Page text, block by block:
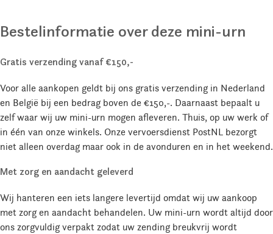
Bestelinformatie over deze mini-urn
Gratis verzending vanaf €150,-
Voor alle aankopen geldt bij ons gratis verzending in Nederland
en België bij een bedrag boven de €150,-. Daarnaast bepaalt u
zelf waar wij uw mini-urn mogen afleveren. Thuis, op uw werk of
in één van onze winkels. Onze vervoersdienst PostNL bezorgt
niet alleen overdag maar ook in de avonduren en in het weekend.
Met zorg en aandacht geleverd
Wij hanteren een iets langere levertijd omdat wij uw aankoop
met zorg en aandacht behandelen. Uw mini-urn wordt altijd door
ons zorgvuldig verpakt zodat uw zending breukvrij wordt